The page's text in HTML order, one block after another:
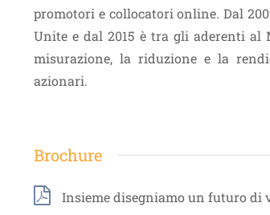
promotori e collocatori online. Dal
Unite e dal 2015 è tra gli aderenti al
misurazione, la riduzione e la
azionari.
Brochure
Insieme disegniamo un futuro di